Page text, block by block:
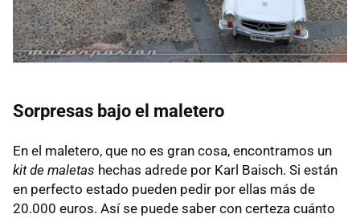
Sorpresas bajo el maletero
En el maletero, que no es gran cosa, encontramos un
kit de maletas hechas adrede por Karl Baisch. Si están
en perfecto estado pueden pedir por ellas más de
20.000 euros. Así se puede saber con certeza cuánto